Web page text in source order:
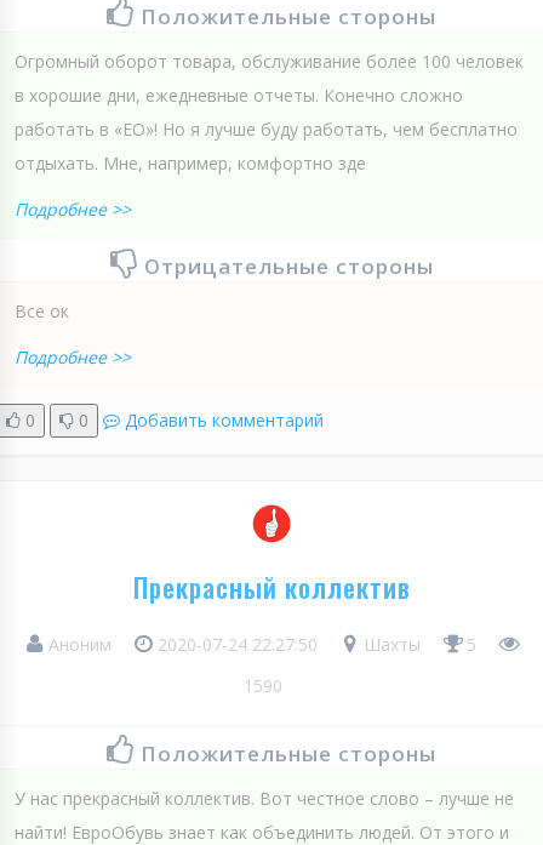
Положительные стороны
Огромный оборот товара, обслуживание более 100 человек
в хорошие дни, ежедневные отчеты. Конечно сложно
работать в «ЕО»! Но я лучше буду работать, чем бесплатно
отдыхать. Мне, например, комфортно зде
Подробнее >>
Отрицательные стороны
Все ок
Подробнее >>
0 0 Добавить комментарий
Прекрасный коллектив
Аноним 2020-07-24 22:27:50 Шахты
5
1590
Положительные стороны
У нас прекрасный коллектив. Вот честное слово – лучше не
найти! ЕвроОбувь знает как объединить людей. От этого и